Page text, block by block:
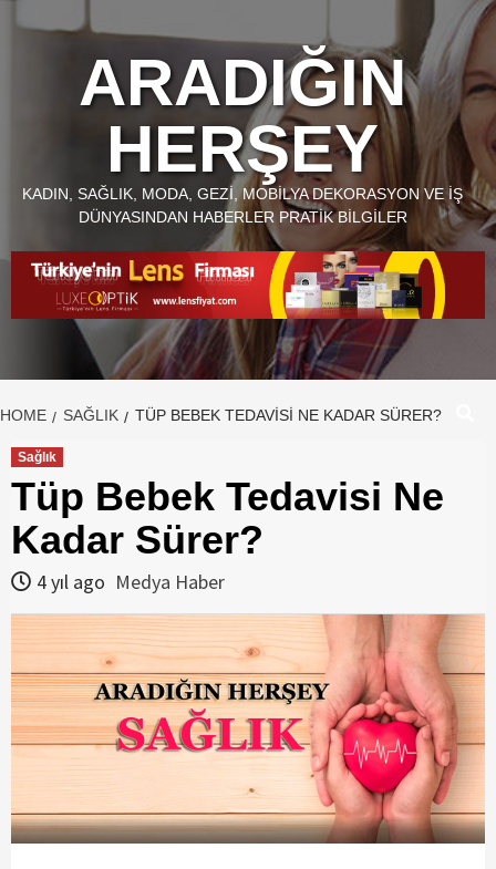
ARADIĞIN
HERŞEY
KADIN, SAĞLIK, MODA, GEZI, MOBILYA DEKORASYON VE İŞ
DÜNYASINDAN HABERLER PRATIK BILGILER
HOME SAĞLIK TÜP BEBEK TEDAVISI NE KADAR SÜRER?
Sağlık
Tüp Bebek Tedavisi Ne
Kadar Sürer?
4 yıl ago Medya Haber